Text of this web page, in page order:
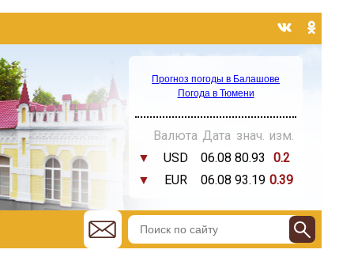
Прогноз погоды в Балашове
Погода в Тюмени
Валюта Дата знач. изм.
▼
USD 06.08 80.93
0.2
▼
EUR 06.08 93.19 0.39